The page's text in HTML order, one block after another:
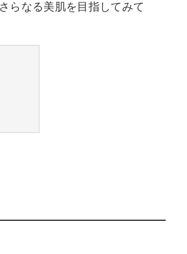
らなる美肌を目指してみて